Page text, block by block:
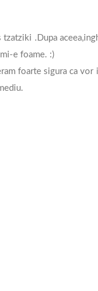
.Dupa
e foame. :)
foarte sigura ca